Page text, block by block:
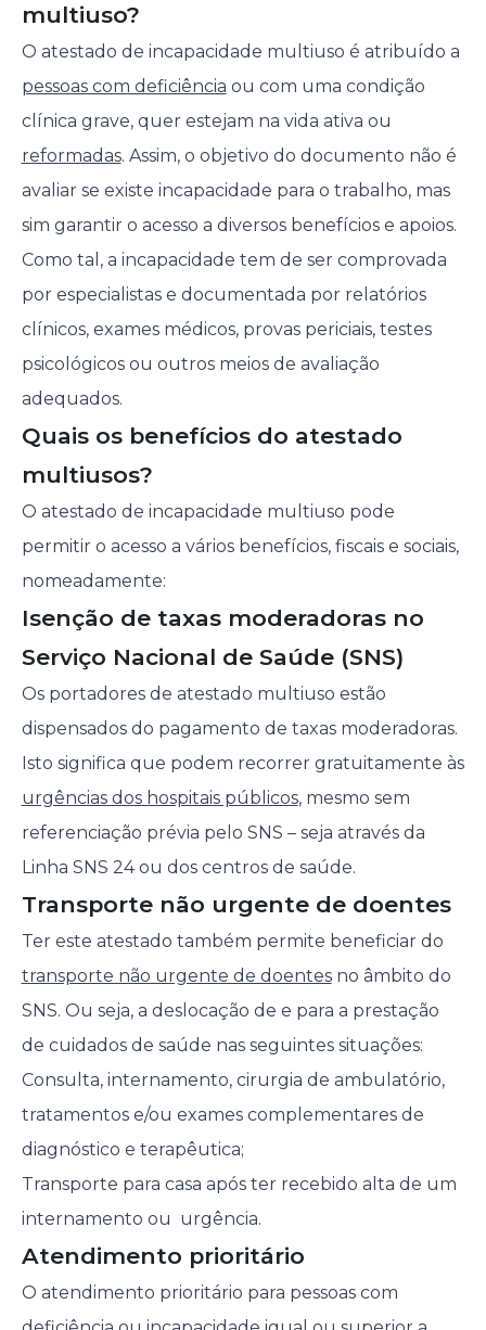
multiuso?
O atestado de incapacidade multiuso é atribuído a
pessoas com deficiência ou com uma condição
clínica grave, quer estejam na vida ativa ou
reformadas. Assim, o objetivo do documento não é
avaliar se existe incapacidade para o trabalho, mas
sim garantir o acesso a diversos benefícios e apoios.
Como tal, a incapacidade tem de ser comprovada
por especialistas e documentada por relatórios
clínicos, exames médicos, provas periciais, testes
psicológicos ou outros meios de avaliação
adequados.
Quais os benefícios do atestado
multiusos?
O atestado de incapacidade multiuso pode
permitir o acesso a vários benefícios, fiscais e sociais,
nomeadamente:
Isenção de taxas moderadoras no
Serviço Nacional de Saúde (SNS)
Os portadores de atestado multiuso estão
dispensados do pagamento de taxas moderadoras.
Isto significa que podem recorrer gratuitamente às
urgências dos hospitais públicos, mesmo sem
referenciação prévia pelo SNS – seja através da
Linha SNS 24 ou dos centros de saúde.
Transporte não urgente de doentes
Ter este atestado também permite beneficiar do
transporte não urgente de doentesno âmbito do
SNS. Ou seja, a deslocação de e para a prestação
de cuidados de saúde nas seguintes situações:
Consulta, internamento, cirurgia de ambulatório,
tratamentos e/ou exames complementares de
diagnóstico e terapêutica;
Transporte para casa após ter recebido alta de um
internamento ou urgência.
Atendimento prioritário
O atendimento prioritário para pessoas com